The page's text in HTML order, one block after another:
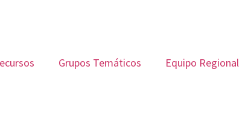
Grupos Temáticos Equipo Regional